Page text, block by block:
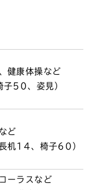
健康体操など
子50、姿見）
ど
長机14、椅子60）
ーラスなど